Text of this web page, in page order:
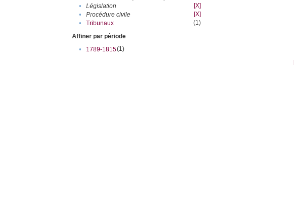
•
Législation
[X]
•
Procédure civile
[X]
•
Tribunaux
(1)
Affiner par période
•
1789-1815(1)